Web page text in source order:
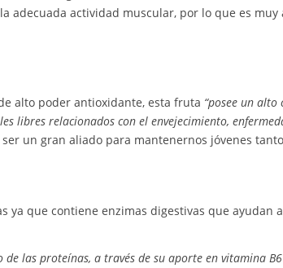
adecuada actividad muscular, por lo que es muy
alto poder antioxidante, esta fruta “posee un alto
libres relacionados con el envejecimiento,
un gran aliado para mantenernos jóvenes
ya que contiene enzimas digestivas que ayudan
las proteínas, a través de su aporte en vitamina